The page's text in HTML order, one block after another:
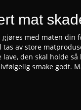
mat
gjøres med maten
tas av store
den skal holde
smake godt.